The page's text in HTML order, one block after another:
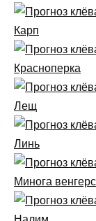
Карп
Красноперка
Лещ
Линь
Минога